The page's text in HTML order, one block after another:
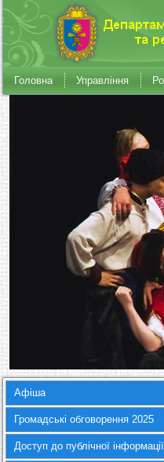
Головна Управління
Афіша
Громадські обговорення 2025
Доступ до публічної інформації